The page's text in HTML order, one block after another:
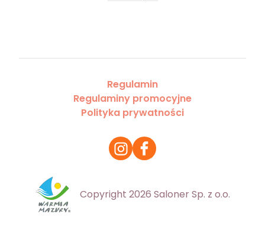
Regulamin
Regulaminy promocyjne
Polityka prywatności
Copyright 2026 Saloner Sp. z o.o.